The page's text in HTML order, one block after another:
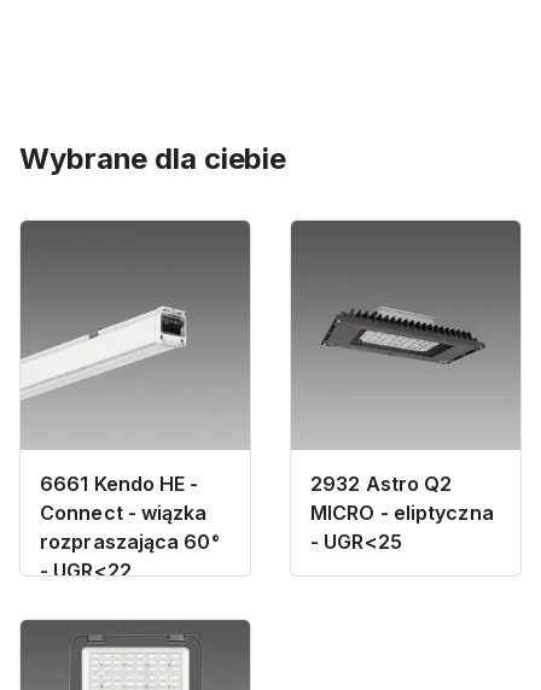
Wybrane dla ciebie
6661 Kendo HE -
Connect - wiązka
rozpraszająca 60°
- UGR<22
2932 Astro Q2
MICRO - eliptyczna
- UGR<25